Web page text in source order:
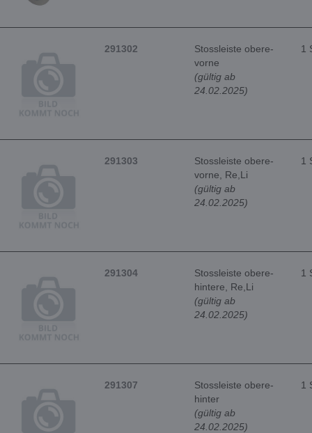
291302
Stossleiste obere-
vorne
(gültig ab
24.02.2025)
1
291303
Stossleiste obere-
vorne, Re,Li
(gültig ab
24.02.2025)
1
291304
Stossleiste obere-
hintere, Re,Li
(gültig ab
24.02.2025)
1
291307
Stossleiste obere-
hinter
(gültig ab
24.02.2025)
1